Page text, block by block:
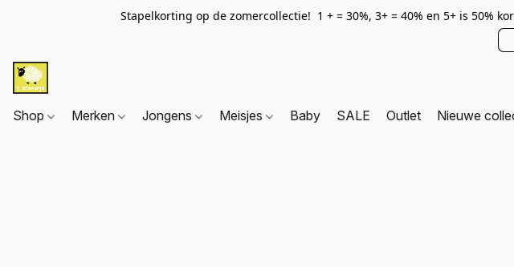
Stapelkorting op de zomercollectie! 1 + = 30%, 3+ = 40% en 5+ is 50%
Shop Merken Jongens Meisjes Baby SALE Outlet Nieuwe